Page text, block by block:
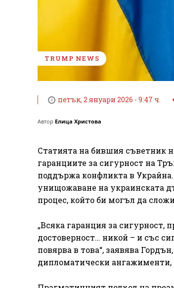
TRUMP NEWS
петък, 2 януари 2026 - 9:47 ч.
Автор Елица Христова
Статията на бившия съветник
гаранциите за сигурност на
поддържа конфликта в
унищожаване на украинската
процес, който би могъл да
„Всяка гаранция за сигурност,
достоверност… никой – и със
повярва в това“, заявява
дипломатически ангажименти,